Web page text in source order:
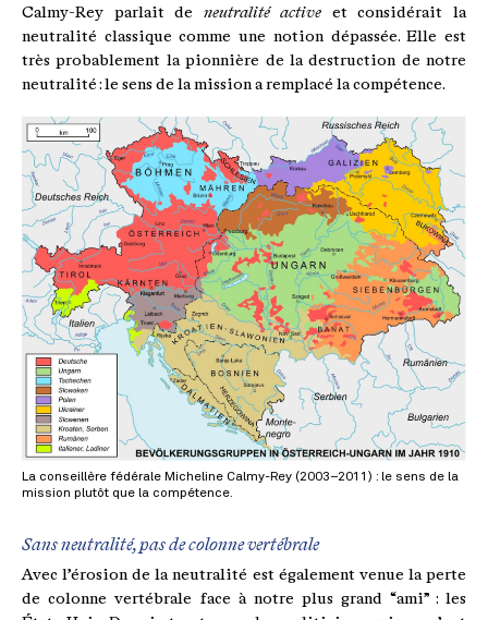
Calmy-Rey parlait de neutralité active et considérait la
neutralité classique comme une notion dépassée. Elle est
très probablement la pionnière de la destruction de notre
neutralité : le sens de la mission a remplacé la compétence.
La conseillère fédérale Micheline Calmy-Rey (2003–2011) : le sens de la
mission plutôt que la compétence.
Sans neutralité, pas de colonne vertébrale
Avec l’érosion de la neutralité est également venue la perte
de colonne vertébrale face à notre plus grand “ami” : les